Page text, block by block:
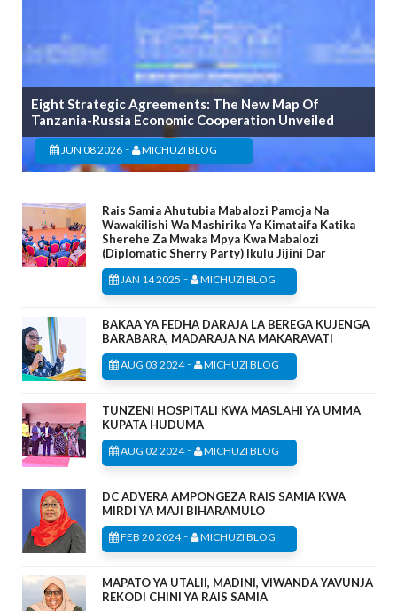
Eight Strategic Agreements: The New Map Of
Tanzania-Russia Economic Cooperation Unveiled
JUN 08 2026 - MICHUZI BLOG
Rais Samia Ahutubia Mabalozi Pamoja Na
Wawakilishi Wa Mashirika Ya Kimataifa Katika
Sherehe Za Mwaka Mpya Kwa Mabalozi
(Diplomatic Sherry Party) Ikulu Jijini Dar
JAN 14 2025 - MICHUZI BLOG
BAKAA YA FEDHA DARAJA LA BEREGA KUJENGA
BARABARA, MADARAJA NA MAKARAVATI
AUG 03 2024- MICHUZI BLOG
TUNZENI HOSPITALI KWA MASLAHI YA UMMA
KUPATA HUDUMA
AUG 02 2024- MICHUZI BLOG
DC ADVERA AMPONGEZA RAIS SAMIA KWA
MIRDI YA MAJI BIHARAMULO
FEB 20 2024- MICHUZI BLOG
MAPATO YA UTALII, MADINI, VIWANDA YAVUNJA
REKODI CHINI YA RAIS SAMIA